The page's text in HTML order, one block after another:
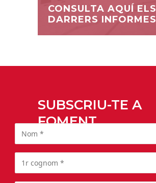
CONSULTA AQUÍ ELS
DARRERS INFORMES
SUBSCRIU-TE A
FOMENT